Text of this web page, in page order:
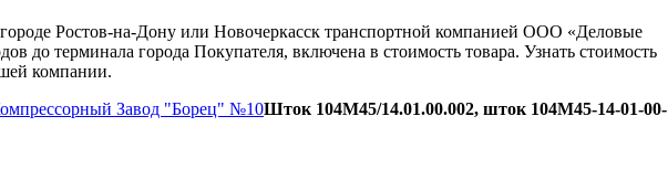
городе Ростов-на-Дону или Новочеркасск транспортной компанией ООО «Деловые
до терминала города Покупателя, включена в стоимость товара. Узнать стоимость
компании.
Завод "Борец" №10Шток 104М45/14.01.00.002, шток 104М45-14-01-00-